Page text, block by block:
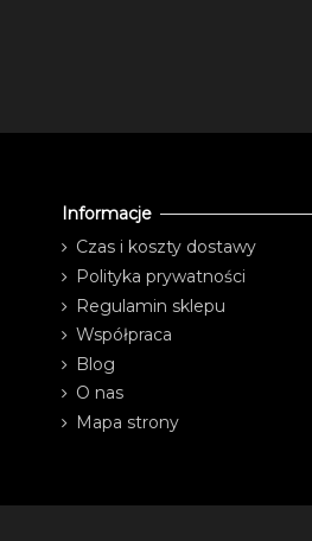
Informacje
Czas i koszty dostawy
Polityka prywatności
Regulamin sklepu
Współpraca
Blog
O nas
Mapa strony